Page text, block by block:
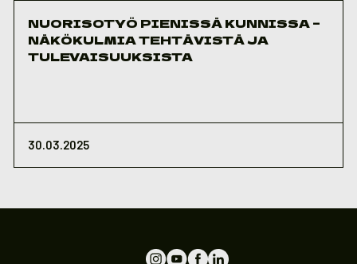
NUORISOTYÖ PIENISSÄ KUNNISSA –
NÄKÖKULMIA TEHTÄVISTÄ JA
TULEVAISUUKSISTA
30.03.2025